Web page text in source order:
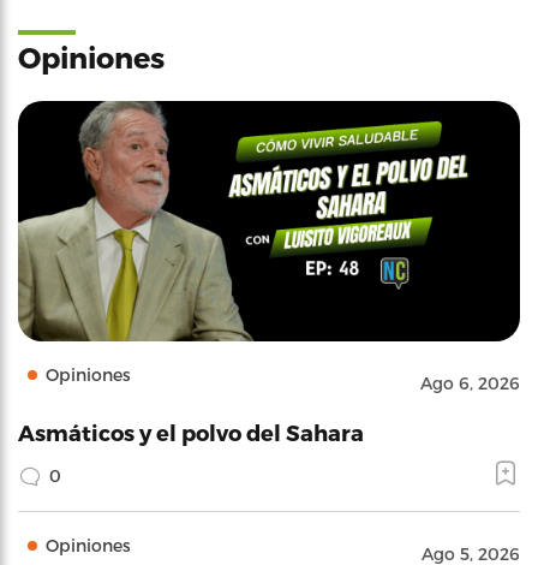
Opiniones
Opiniones Ago 6, 2026
Asmáticos y el polvo del Sahara
0
Opiniones Ago 5, 2026